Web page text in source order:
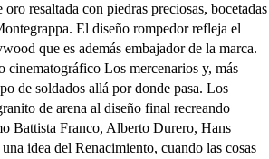
resaltada con piedras preciosas, bocetadas
El diseño rompedor refleja el
que es además embajador de la marca.
Los mercenarios y, más
de soldados allá por donde pasa. Los
de arena al diseño final recreando
Battista Franco, Alberto Durero, Hans
idea del Renacimiento, cuando las cosas